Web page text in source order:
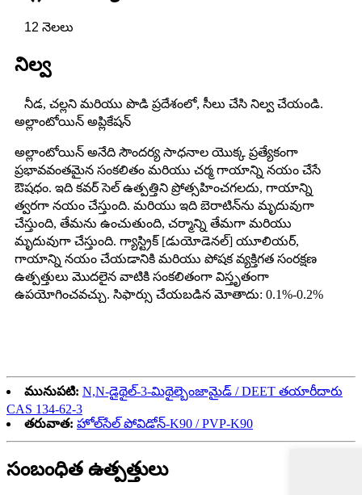
12 నెలలు
నిల్వ
నీడ, చల్లని మరియు పొడి ప్రదేశంలో, సీలు చేసి నిల్వ చేయండి.
అల్లాంటోయిన్ అప్లికేషన్
అల్లాంటోయిన్ అనేది సౌందర్య సాధనాల యొక్క ప్రత్యేకంగా
ప్రభావవంతమైన సంకలితం మరియు చర్మ గాయాన్ని నయం చేసే
ఔషధం. ఇది కవర్ సెల్ ఉత్పత్తిని ప్రోత్సహించగలదు, గాయాన్ని
త్వరగా నయం చేస్తుంది. మరియు ఇది బెరాటిన్‌ను మృదువుగా
చేస్తుంది, తేమను ఉంచుతుంది, చర్మాన్ని తేమగా మరియు
మృదువుగా చేస్తుంది. గ్యాస్ట్రిక్ [డుయోడెనల్] యూలియర్,
గాయాన్ని నయం చేయడానికి మరియు పోషక వ్యక్తిగత సంరక్షణ
ఉత్పత్తులు మొదలైన వాటికి సంకలితంగా విస్తృతంగా
ఉపయోగించవచ్చు. సిఫార్సు చేయబడిన మోతాదు: 0.1%-0.2%
మునుపటి: N,N-డైథైల్-3-మిథైల్బెంజామైడ్ / DEET తయారీదారు
CAS 134-62-3
తరువాత: హోల్‌సేల్ పోవిడోన్-K90 / PVP-K90
సంబంధిత ఉత్పత్తులు